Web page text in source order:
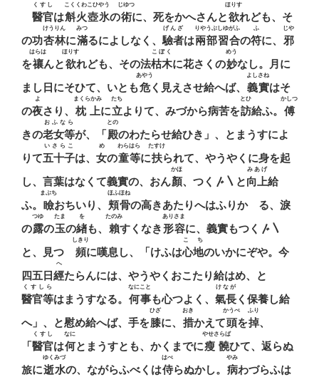
醫官
くすし
は斛火壺氷
こくくわこひやう
の術
じゆつ
に、死をかへさんと欲
ほりす
れども、そ
の功杏林
けうりん
に滿
みつ
るによしなく、驗者
げんざ
は兩部習合
りやうぶしゆがふ
の符
ふ
に、 邪
じや
を禳
はらは
んと欲
ほりす
れども、その法枯木
こぼく
に花さくの妙
めう
なし。月に
まし日にそひて、いとも危
あやう
く見えさせ給へば、 義實
よしさね
はそ
の夜
よ
さり、 枕上
まくらかみ
に立
たち
よりて、みづから病苦を訪
とひ
給ふ。 傅
かしつ
きの老女等
おふなら
が、「殿
との
のわたらせ給ひき」、とまうすによ
りて五十子
いさらこ
は、 女
め
の童等
わらはら
に扶
たすけ
られて、やうやくに身を起
し、言葉はなくて義實の、おん顏
かほ
、つく〴〵と向上
みあげ
給
ふ。 瞼
まぶち
おちいり、 頬骨
ほふほね
の高きあたりへはふりかゝる、淚
の露
つゆ
の玉
たま
の緖
を
も、 賴
たのみ
すくなき形容
ありさま
に、義實もつく〴〵
と、見つゝ 頻
しきり
に嘆息し、「けふは心地
こゝち
のいかにぞや。今
四五日經
へ
たらんには、やうやくおこたり給はめ、と
醫官等
くすしら
はまうすなる。 何事
なにこと
も心つよく、 氣長
けなが
く保養し給
へ」、と慰め給へば、手を膝
ひざ
に、 措
おき
かえて頭
かうべ
を掉
ふり
、
「醫官
くすし
は何
なに
とまうすとも、かくまでに瘦髐
やせさらば
ひて、返らぬ
旅に逝水
ゆくみづ
の、ながらふべくは侍
はべ
らぬかし。 病
やみ
わづらふは